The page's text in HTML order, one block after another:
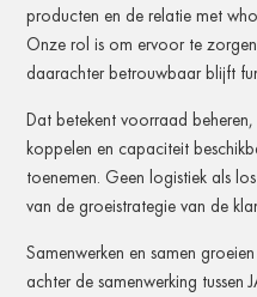
producten en de relatie met
Onze rol is om ervoor te
daarachter betrouwbaar blijft
Dat betekent voorraad beheren,
koppelen en capaciteit
toenemen. Geen logistiek als
van de groeistrategie van de
Samenwerken en samen
achter de samenwerking tussen